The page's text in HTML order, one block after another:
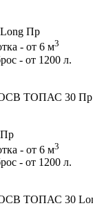
Пр
- от 6 м3
- от 1200 л.
- от 6 м3
- от 1200 л.